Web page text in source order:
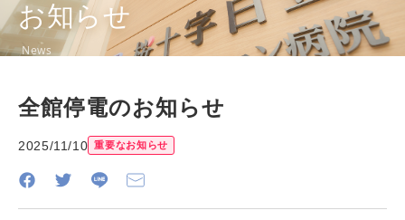
お知らせ
News
全館停電のお知らせ
2025/11/10 重要なお知らせ